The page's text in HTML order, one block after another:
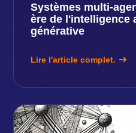
Systèmes multi-
ère de l'intelligence
générative
Lire l'article complet.